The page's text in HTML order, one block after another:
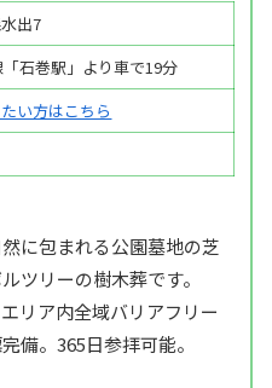
出7
石巻駅」より車で19分
い方はこちら
に包まれる公園墓地の芝
ツリーの樹木葬です。
リア内全域バリアフリー
備。365日参拝可能。